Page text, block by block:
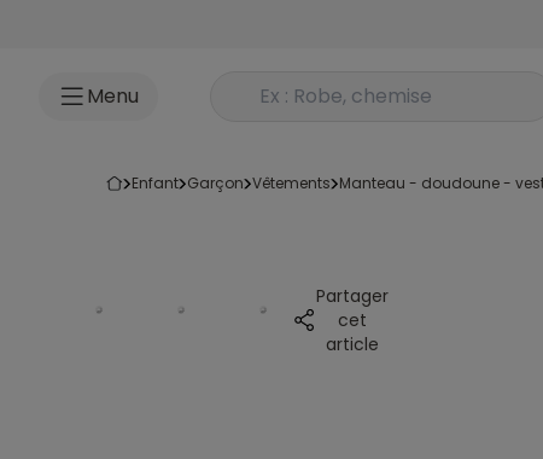
Menu Rechercher un produit
enfant garçon vêtements manteau - doudoune -
Partager
cet
article